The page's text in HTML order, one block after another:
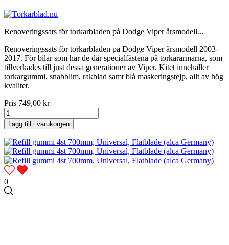
Renoveringssats för torkarbladen på Dodge Viper årsmodell...
Renoveringssats för torkarbladen på Dodge Viper årsmodell 2003-
2017. För bilar som har de där specialfästena på torkararmarna, som
tillverkades till just dessa generationer av Viper. Kitet innehåller
torkargummi, snabblim, rakblad samt blå maskeringstejp, allt av hög
kvalitet.
Pris 749,00 kr
Lägg till i varukorgen
0